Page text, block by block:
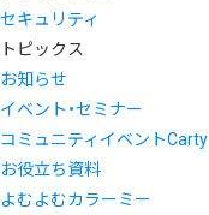
セキュリティ
トピックス
お知らせ
イベント・セミナー
コミュニティイベントCarty
お役立ち資料
よむよむカラーミー